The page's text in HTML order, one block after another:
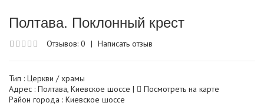
Полтава. Поклонный крест
Отзывов: 0 | Написать отзыв
Тип : Церкви / храмы
Адрес : Полтава, Киевское шоссе |
Посмотреть на карте
Район города : Киевское шоссе